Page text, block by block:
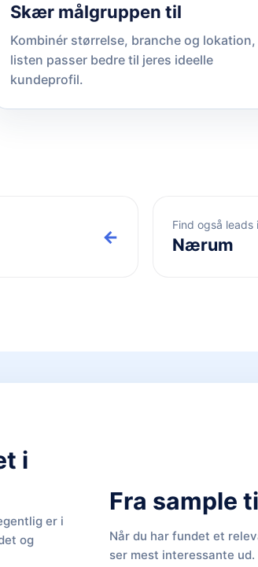
Skær målgruppen til
Kombinér størrelse, branche og lokation,
listen passer bedre til jeres ideelle
kundeprofil.
←
Find også leads i
Nærum
i
er i
og
Fra sample
Når du har fundet et
ser mest interessante ud.